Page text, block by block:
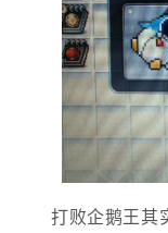
打败企鹅王其